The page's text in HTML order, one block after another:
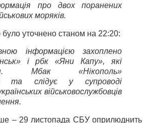
про двох поранених
моряків.
уточнено станом на 22:20:
інформацією захоплено
і рбк «Яни Капу», які
Мбак «Нікополь»
та слідує у супроводі
військовослужбовців
– 29 листопада СБУ оприлюднить